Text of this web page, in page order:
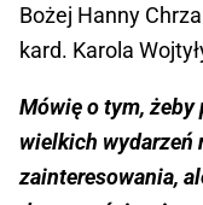
Bożej Hanny
kard. Karola
Mówię o tym, żeby
wielkich wydarzeń
zainteresowania,